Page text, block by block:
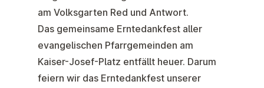
am Volksgarten Red und Antwort.
Das gemeinsame Erntedankfest aller
evangelischen Pfarrgemeinden am
Kaiser-Josef-Platz entfällt heuer. Darum
feiern wir das Erntedankfest unserer